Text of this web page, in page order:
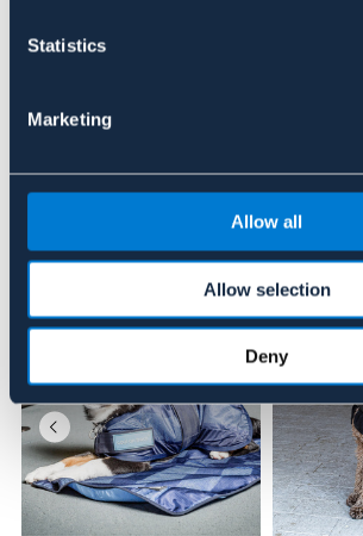
Statistics
Marketing
Allow all
Allow selection
Deny
Liknande produkter